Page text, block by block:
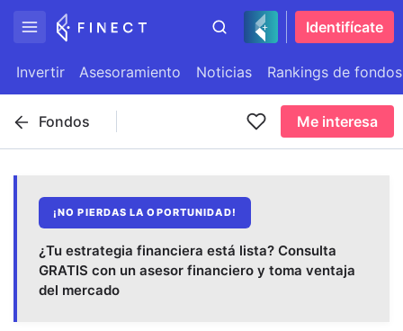
Identifícate
Invertir Asesoramiento Noticias Rankings de fondos
Fondos Me interesa
¡NO PIERDAS LA OPORTUNIDAD!
¿Tu estrategia financiera está lista? Consulta
GRATIS con un asesor financiero y toma ventaja
del mercado